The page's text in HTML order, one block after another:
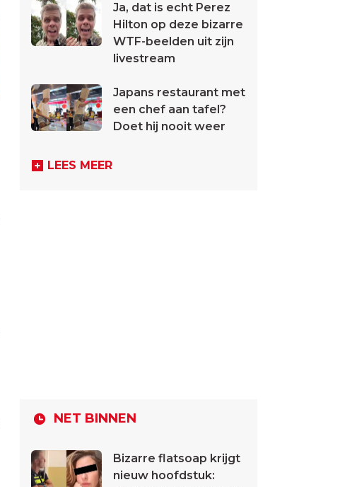
Ja, dat is echt Perez
Hilton op deze bizarre
WTF-beelden uit zijn
livestream
Japans restaurant met
een chef aan tafel?
Doet hij nooit weer
LEES MEER
NET BINNEN
Bizarre flatsoap krijgt
nieuw hoofdstuk: